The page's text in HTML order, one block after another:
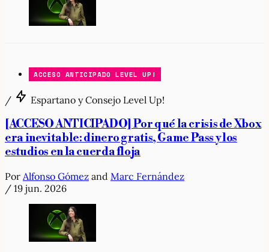
ACCESO ANTICIPADO LEVEL UP!
/ Espartano y Consejo Level Up!
[ACCESO ANTICIPADO] Por qué la crisis de Xbox
era inevitable: dinero gratis, Game Pass y los
estudios en la cuerda floja
Por Alfonso Gómez and Marc Fernández
/ 19 jun. 2026